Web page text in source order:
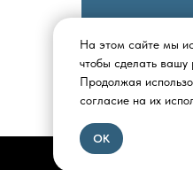
На этом сайте мы
чтобы сделать вашу
Продолжая
согласие на их
ОК
Все права